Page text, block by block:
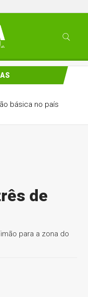
básica no país
de
para a zona do